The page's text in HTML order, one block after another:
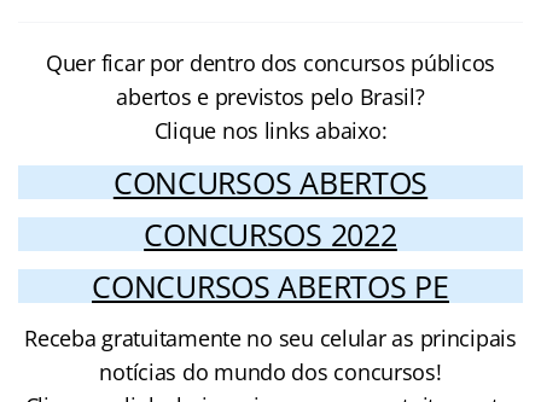
Quer ficar por dentro dos concursos públicos
abertos e previstos pelo Brasil?
Clique nos links abaixo:
CONCURSOS ABERTOS
CONCURSOS 2022
CONCURSOS ABERTOS PE
Receba gratuitamente no seu celular as principais
notícias do mundo dos concursos!